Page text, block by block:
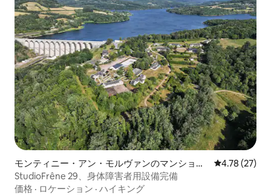
モンティニー・アン・モルヴァンのマンショ
ン・アパート
レビュー27
4.78 (27)
StudioFrêne 29、身体障害者用設備完備
価格 · ロケーション · ハイキング